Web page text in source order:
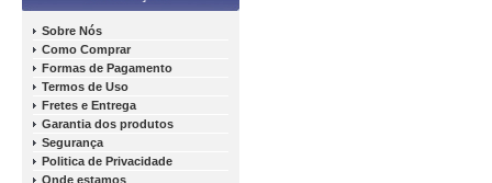
Sobre Nós
Como Comprar
Formas de Pagamento
Termos de Uso
Fretes e Entrega
Garantia dos produtos
Segurança
Politica de Privacidade
Onde estamos